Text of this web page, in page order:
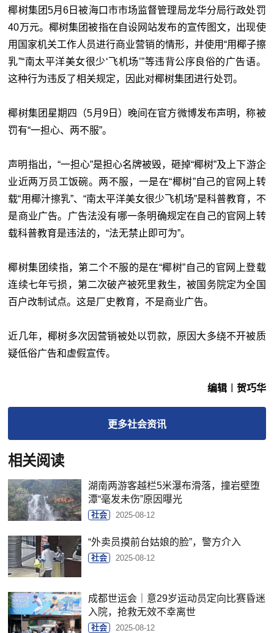
椰树集团5月6日被海口市市场监督管理局龙华分局行政处罚
40万元。椰树集团被指在自设网站发布的宣传图文，出现使
用国家机关工作人员进行商业营销的情形，并使用“用椰子擦
乳”“南太平洋美女很少‘飞机场’”等违背公序良俗的广告语。
这种行为违反了相关规定，因此对椰树集团进行处罚。
椰树集团星期四（5月9日）晚间在官方微博发布声明，称被
罚有“一担心、两不服”。
声明指出，“一担心”是担心名牌被毁，砸掉“椰树”及上下游企
业近两万员工饭碗。两不服，一是在“椰树”自己的官网上转
载“用椰汁擦乳”、“南太平洋美女很少飞机场”是科普教育，不
是商业广告。广告法没有哪一条明确规定在自己的官网上转
载科普教育是违法的，“法无禁止即可为”。
椰树集团续指，第二个不服的是在“椰树”自己的官网上登载
连续七年亏损，第二次破产被死里救生，被国务院定为全国
百户改制试点。这是厂史教育，不是商业广告。
近几年，椰树多次因营销被处以罚款，原因大多绕不开被质
疑低俗广告和虚假宣传。
编辑︱贺巧华
更多社会资讯
相关阅读
湖南两游客越栏5米瀑布滑落，撞岩壁堕
潭“毫发未伤”原因曝光
社会 2025-08-12
“外卖员摸前台姑娘的脸”，警方介入
社会 2025-08-12
成都世运会｜意29岁运动员定向比赛昏迷
入院，抢救无效不幸离世
社会 2025-08-12